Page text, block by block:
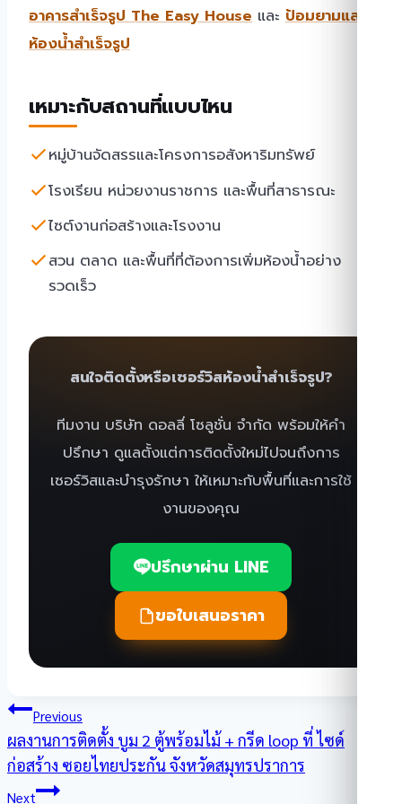
อาคารสำเร็จรูป The Easy House และ ป้อมยามและ
ห้องน้ำสำเร็จรูป
เหมาะกับสถานที่แบบไหน
หมู่บ้านจัดสรรและโครงการอสังหาริมทรัพย์
โรงเรียน หน่วยงานราชการ และพื้นที่สาธารณะ
ไซต์งานก่อสร้างและโรงงาน
สวน ตลาด และพื้นที่ที่ต้องการเพิ่มห้องน้ำอย่าง
รวดเร็ว
สนใจติดตั้งหรือเซอร์วิสห้องน้ำสำเร็จรูป?
ทีมงาน บริษัท ดอลลี่ โซลูชั่น จำกัด พร้อมให้คำ
ปรึกษา ดูแลตั้งแต่การติดตั้งใหม่ไปจนถึงการ
เซอร์วิสและบำรุงรักษา ให้เหมาะกับพื้นที่และการใช้
งานของคุณ
ปรึกษาผ่าน LINE
ขอใบเสนอราคา
แนะแนว
เรื่อง
Previous
ผลงานการติดตั้ง บูม 2 ตู้พร้อมไม้ + กรีด loop ที่ ไซด์
ก่อสร้าง ซอยไทยประกัน จังหวัดสมุทรปราการ
Next